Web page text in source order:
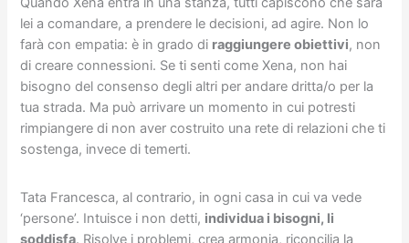
lei a comandare, a prendere le decisioni, ad agire. Non lo
farà con empatia: è in grado di raggiungere obiettivi, non
di creare connessioni. Se ti senti come Xena, non hai
bisogno del consenso degli altri per andare dritta/o per la
tua strada. Ma può arrivare un momento in cui potresti
rimpiangere di non aver costruito una rete di relazioni che ti
sostenga, invece di temerti.
Tata Francesca, al contrario, in ogni casa in cui va vede
‘persone’. Intuisce i non detti, individua i bisogni, li
soddisfa. Risolve i problemi, crea armonia, riconcilia la